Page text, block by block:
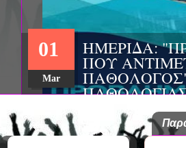
ΗΜΕΡΙΔΑ:
ΠΟΥ
ΤΙΣ Α' & Β'
ΚΛΙΝΙΚΕΣ
01
Mar